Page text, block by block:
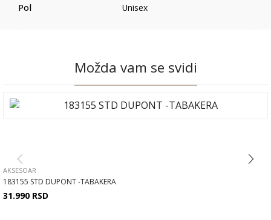
Pol Unisex
Možda vam se svidi
AKSESOAR
183155 STD DUPONT -TABAKERA
31.990 RSD